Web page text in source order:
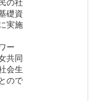
の社
礎資
実施
ー
共同
会生
ので